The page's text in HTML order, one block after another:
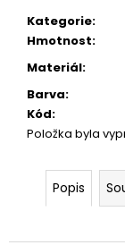
Kategorie:
Hmotnost:
Materiál:
Barva:
Kód:
Položka byla
Popis
ELEGANTNÍ
KRÉMOVÁ
KABELKA
SE
ZLATÝM
ŘETÍZKEM